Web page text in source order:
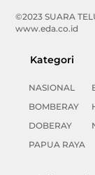
©2023 SUARA
www.eda.co.id
Kategori
NASIONAL
BOMBERAY
DOBERAY
PAPUA RAYA